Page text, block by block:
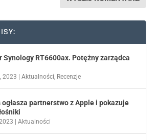
Synology RT6600ax. Potężny zarządca
2023 |Aktualności, Recenzje
ogłasza partnerstwo z Apple i pokazuje
|Aktualności